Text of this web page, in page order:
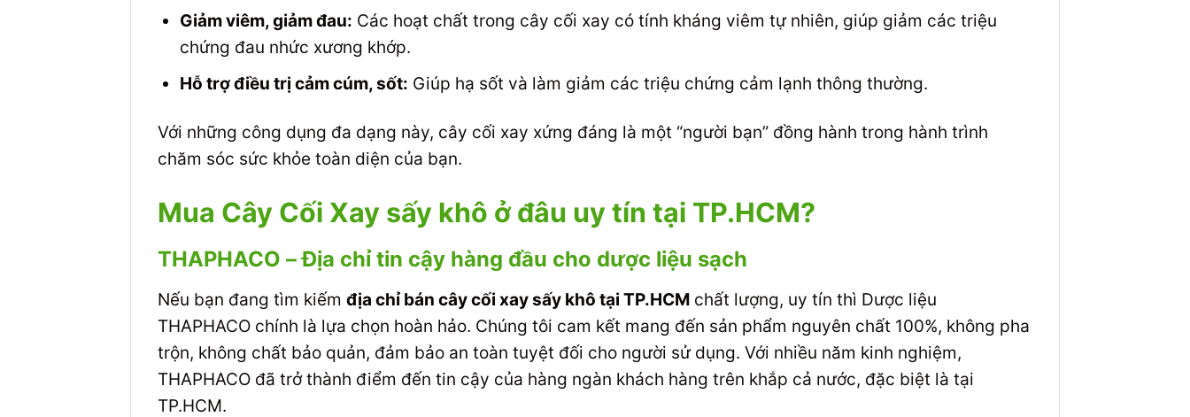
Giảm viêm, giảm đau: Các hoạt chất trong cây cối xay có tính kháng viêm tự nhiên, giúp giảm các triệu
chứng đau nhức xương khớp.
Hỗ trợ điều trị cảm cúm, sốt: Giúp hạ sốt và làm giảm các triệu chứng cảm lạnh thông thường.
Với những công dụng đa dạng này, cây cối xay xứng đáng là một “người bạn” đồng hành trong hành trình
chăm sóc sức khỏe toàn diện của bạn.
Mua Cây Cối Xay sấy khô ở đâu uy tín tại TP.HCM?
THAPHACO – Địa chỉ tin cậy hàng đầu cho dược liệu sạch
Nếu bạn đang tìm kiếm địa chỉ bán cây cối xay sấy khô tại TP.HCM chất lượng, uy tín thì Dược liệu
THAPHACO chính là lựa chọn hoàn hảo. Chúng tôi cam kết mang đến sản phẩm nguyên chất 100%, không pha
trộn, không chất bảo quản, đảm bảo an toàn tuyệt đối cho người sử dụng. Với nhiều năm kinh nghiệm,
THAPHACO đã trở thành điểm đến tin cậy của hàng ngàn khách hàng trên khắp cả nước, đặc biệt là tại
TP.HCM.